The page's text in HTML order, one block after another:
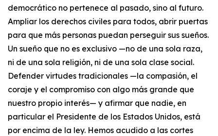
democrático no pertenece al pasado, sino al futuro.
Ampliar los derechos civiles para todos, abrir puertas
para que más personas puedan perseguir sus sueños.
Un sueño que no es exclusivo —no de una sola raza,
ni de una sola religión, ni de una sola clase social.
Defender virtudes tradicionales —la compasión, el
coraje y el compromiso con algo más grande que
nuestro propio interés— y afirmar que nadie, en
particular el Presidente de los Estados Unidos, está
por encima de la ley. Hemos acudido a las cortes